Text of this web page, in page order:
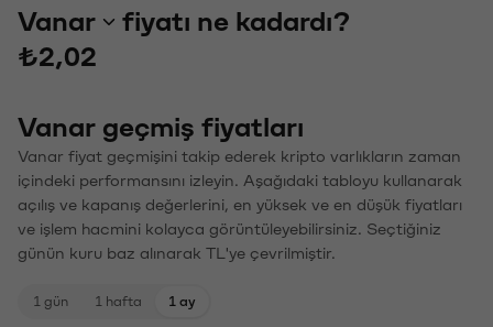
Vanar
fiyatı ne kadardı?
₺2,02
Vanar geçmiş fiyatları
Vanar fiyat geçmişini takip ederek kripto varlıkların zaman
içindeki performansını izleyin. Aşağıdaki tabloyu kullanarak
açılış ve kapanış değerlerini, en yüksek ve en düşük fiyatları
ve işlem hacmini kolayca görüntüleyebilirsiniz. Seçtiğiniz
günün kuru baz alınarak TL'ye çevrilmiştir.
1 gün 1 hafta 1 ay